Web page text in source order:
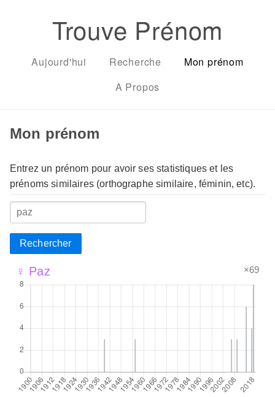
Trouve Prénom
Aujourd'hui Recherche
Mon prénom
A Propos
Mon prénom
Entrez un prénom pour avoir ses statistiques et les
prénoms similaires (orthographe similaire, féminin, etc).
Rechercher
♀ Paz ×69